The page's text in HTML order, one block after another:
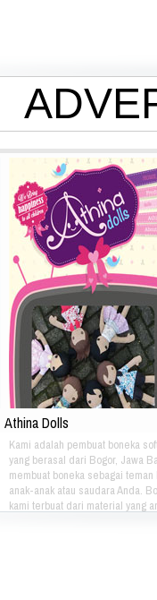
Athina Dolls
Kami adalah pembuat boneka
yang berasal dari Bogor, Jawa
membuat boneka sebagai teman
anak-anak atau saudara Anda.
kami terbuat dari material yang